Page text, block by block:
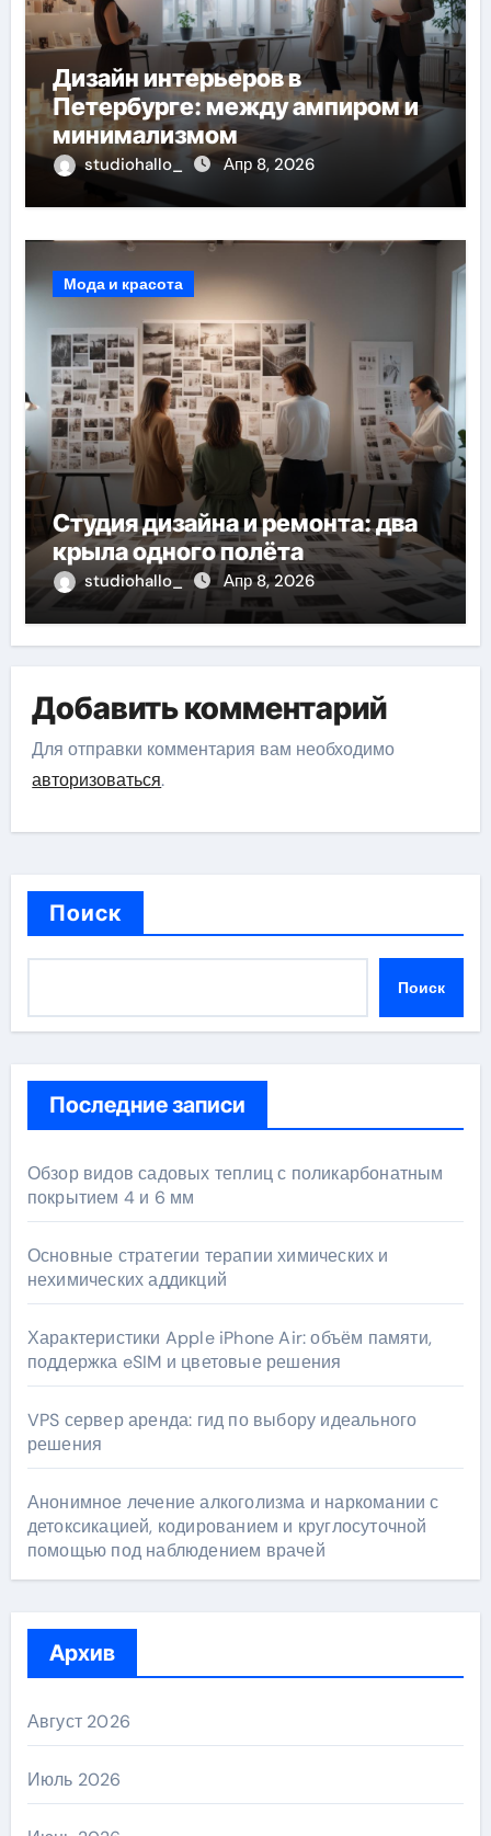
Дизайн интерьеров в
Петербурге: между ампиром и
минимализмом
studiohallo_ Апр 8, 2026
Мода и красота
Студия дизайна и ремонта: два
крыла одного полёта
studiohallo_ Апр 8, 2026
Добавить комментарий
Для отправки комментария вам необходимо
авторизоваться.
Поиск
Поиск
Последние записи
Обзор видов садовых теплиц с поликарбонатным
покрытием 4 и 6 мм
Основные стратегии терапии химических и
нехимических аддикций
Характеристики Apple iPhone Air: объём памяти,
поддержка eSIM и цветовые решения
VPS сервер аренда: гид по выбору идеального
решения
Анонимное лечение алкоголизма и наркомании с
детоксикацией, кодированием и круглосуточной
помощью под наблюдением врачей
Архив
Август 2026
Июль 2026